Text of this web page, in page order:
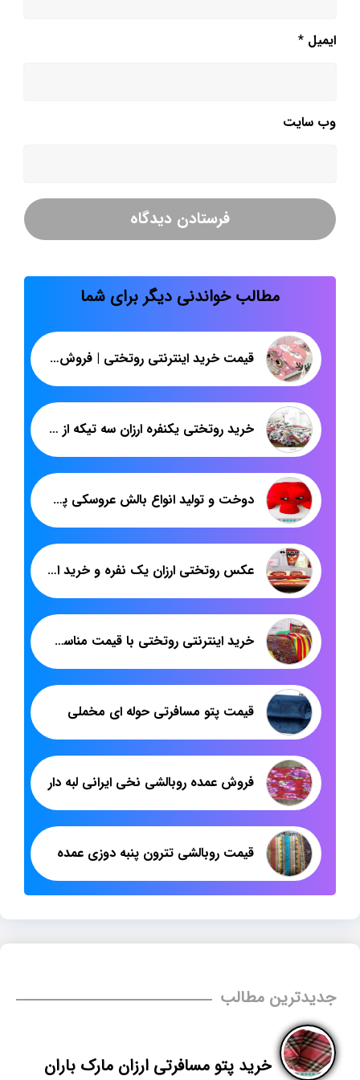
ایمیل *
وب‌ سایت
مطالب خواندنی دیگر برای شما
قیمت خرید اینترنتی روتختی | فروش عمده روتختی دخترانه عروسکی | پاندا
خرید روتختی یکنفره ارزان سه تیکه از تولیدی تهران
دوخت و تولید انواع بالش عروسکی پسرانه
عکس روتختی ارزان یک نفره و خرید از تولیدی
خرید اینترنتی روتختی با قیمت مناسب | عمده فروشی روتختی سنتی | پاندا
قیمت پتو مسافرتی حوله ای مخملی
فروش عمده روبالشی نخی ایرانی لبه دار
قیمت روبالشی تترون پنبه دوزی عمده
جدیدترین مطالب
خرید پتو مسافرتی ارزان مارک باران